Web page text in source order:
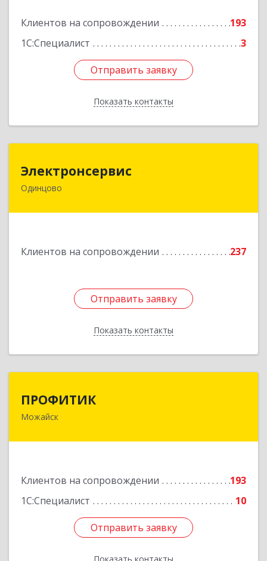
Клиентов на сопровождении
193
1С:Специалист
3
Отправить заявку
Показать контакты
Подробнее
Отправить заявку
Назад
Электронсервис
Одинцово
Клиентов на сопровождении 237
Отправить заявку
Показать контакты
143050, Московская обл, Одинцовский р-н,
Подробнее
Отправить заявку
Назад
ПРОФИТИК
Можайск
Клиентов на сопровождении
193
1С:Специалист
10
Отправить заявку
143200, Московская обл, Можайский р-н,
Отправить заявку